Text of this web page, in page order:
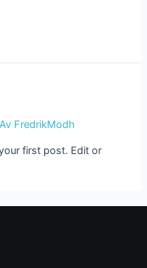
FredrikModh
first post. Edit or